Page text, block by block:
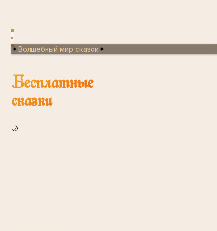
✦Волшебный мир сказок✦
Бесплатные
сказки
🌙